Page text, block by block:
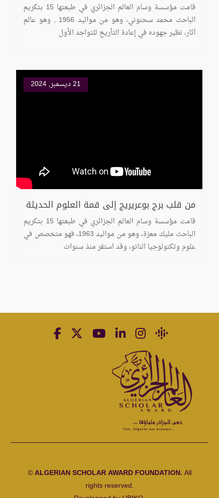
قامت مؤسسة وسام العالم الجزائري في طبعتها 15 بتكريم
الباحث محمد سحنوني، وهو من مواليد 1956 , وهو عالم
آثار، نظير جهوده في إعادة التأريخ للتواجد الأول
21 ديسمبر, 2024
من قلب برج بوعريريج إلى قمة العلوم الحديثة
قامت مؤسسة وسام العالم الجزائري في طبعتها 15 بتكريم
الباحث مليك معزة، وهو من مواليد 1963، فهو متخصص في
علوم وتكنولوجيا النانو، وقد استقر منذ سنوات
©ALGERIAN SCHOLAR AWARD FOUNDATION.All
rights reserved.